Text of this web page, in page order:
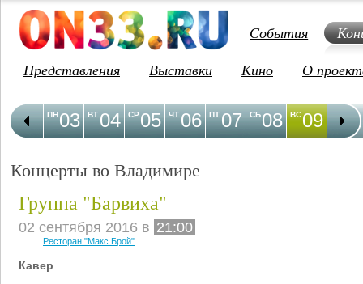
События
Представления
Выставки Кино О
03
ПН 04
ВТ 05
СР 06
ЧТ 07
ПТ 08
СБ 09
ВС 10
ПН
Концерты во Владимире
Группа "Барвиха"
02 сентября 2016 в 21:00
Ресторан "Макс Брой"
Кавер